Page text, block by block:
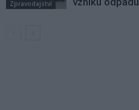
Zpravodajství